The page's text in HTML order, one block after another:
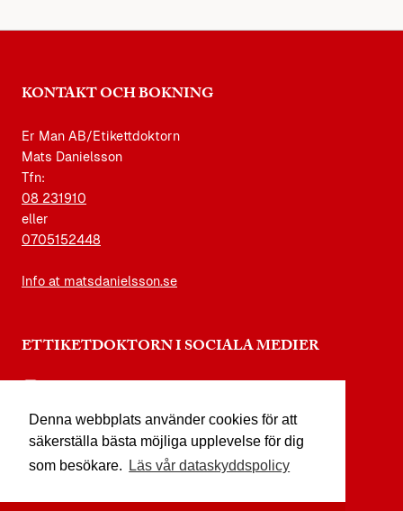
Denna webbplats använder cookies för att
säkerställa bästa möjliga upplevelse för dig
som besökare.
Läs vår dataskyddspolicy
KONTAKT OCH BOKNING
Er Man AB/Etikettdoktorn
Mats Danielsson
Tfn:
08 231910
eller
0705152448
Info at matsdanielsson.se
ETTIKETDOKTORN I SOCIALA MEDIER
facebook.com/etikettdoktorn
youtube.com/etikettdoktorn